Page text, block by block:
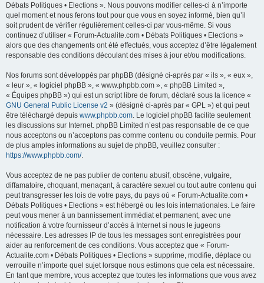
Débats Politiques • Elections ». Nous pouvons modifier celles-ci à n’importe
quel moment et nous ferons tout pour que vous en soyez informé, bien qu’il
soit prudent de vérifier régulièrement celles-ci par vous-même. Si vous
continuez d’utiliser « Forum-Actualite.com • Débats Politiques • Elections »
alors que des changements ont été effectués, vous acceptez d’être légalement
responsable des conditions découlant des mises à jour et/ou modifications.
Nos forums sont développés par phpBB (désigné ci-après par « ils », « eux »,
« leur », « logiciel phpBB », « www.phpbb.com », « phpBB Limited »,
« Équipes phpBB ») qui est un script libre de forum, déclaré sous la licence «
GNU General Public License v2 » (désigné ci-après par « GPL ») et qui peut
être téléchargé depuis www.phpbb.com. Le logiciel phpBB facilite seulement
les discussions sur Internet. phpBB Limited n’est pas responsable de ce que
nous acceptons ou n’acceptons pas comme contenu ou conduite permis. Pour
de plus amples informations au sujet de phpBB, veuillez consulter :
https://www.phpbb.com/.
Vous acceptez de ne pas publier de contenu abusif, obscène, vulgaire,
diffamatoire, choquant, menaçant, à caractère sexuel ou tout autre contenu qui
peut transgresser les lois de votre pays, du pays où « Forum-Actualite.com •
Débats Politiques • Elections » est hébergé ou les lois internationales. Le faire
peut vous mener à un bannissement immédiat et permanent, avec une
notification à votre fournisseur d’accès à Internet si nous le jugeons
nécessaire. Les adresses IP de tous les messages sont enregistrées pour
aider au renforcement de ces conditions. Vous acceptez que « Forum-
Actualite.com • Débats Politiques • Elections » supprime, modifie, déplace ou
verrouille n’importe quel sujet lorsque nous estimons que cela est nécessaire.
En tant que membre, vous acceptez que toutes les informations que vous avez